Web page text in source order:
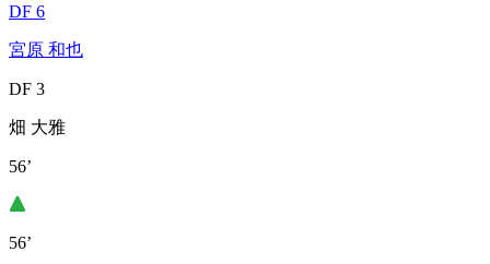
DF 6
宮原 和也
DF 3
畑 大雅
56’
56’